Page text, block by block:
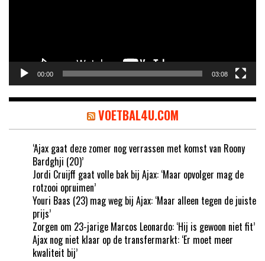
00:00 03:08
VOETBAL4U.COM
‘Ajax gaat deze zomer nog verrassen met komst van Roony
Bardghji (20)’
Jordi Cruijff gaat volle bak bij Ajax: ‘Maar opvolger mag de
rotzooi opruimen’
Youri Baas (23) mag weg bij Ajax: ‘Maar alleen tegen de juiste
prijs’
Zorgen om 23-jarige Marcos Leonardo: ‘Hij is gewoon niet fit’
Ajax nog niet klaar op de transfermarkt: ‘Er moet meer
kwaliteit bij’